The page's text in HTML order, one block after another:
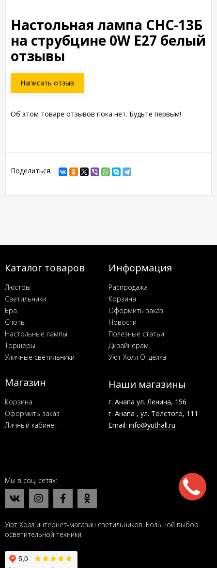
Настольная лампа CHС-13Б
на струбцине 0W E27 белый
отзывы
Написать отзыв
Об этом товаре отзывов пока нет. Будьте первым!
Поделиться:
Каталог товаров
Люстры
Светильники
Бра
Споты
Настольные лампы
Торшеры
Уличные светильники
Информация
Распродажа
Корзина
Оформить заказ
Новости
Полезные статьи
Дизайнерам
Уют Холл Отделка
Магазин
Корзина
Оформить заказ
Личный кабинет
Наши магазины
г. Анапа ул. Ленина, 156
г. Анапа , ул. Толстого, 111
Email: info@yuthall.ru
Мы в соц. сетях
Уют Холл интернет-магазин светильников. Большой выбор
осветительной техники.